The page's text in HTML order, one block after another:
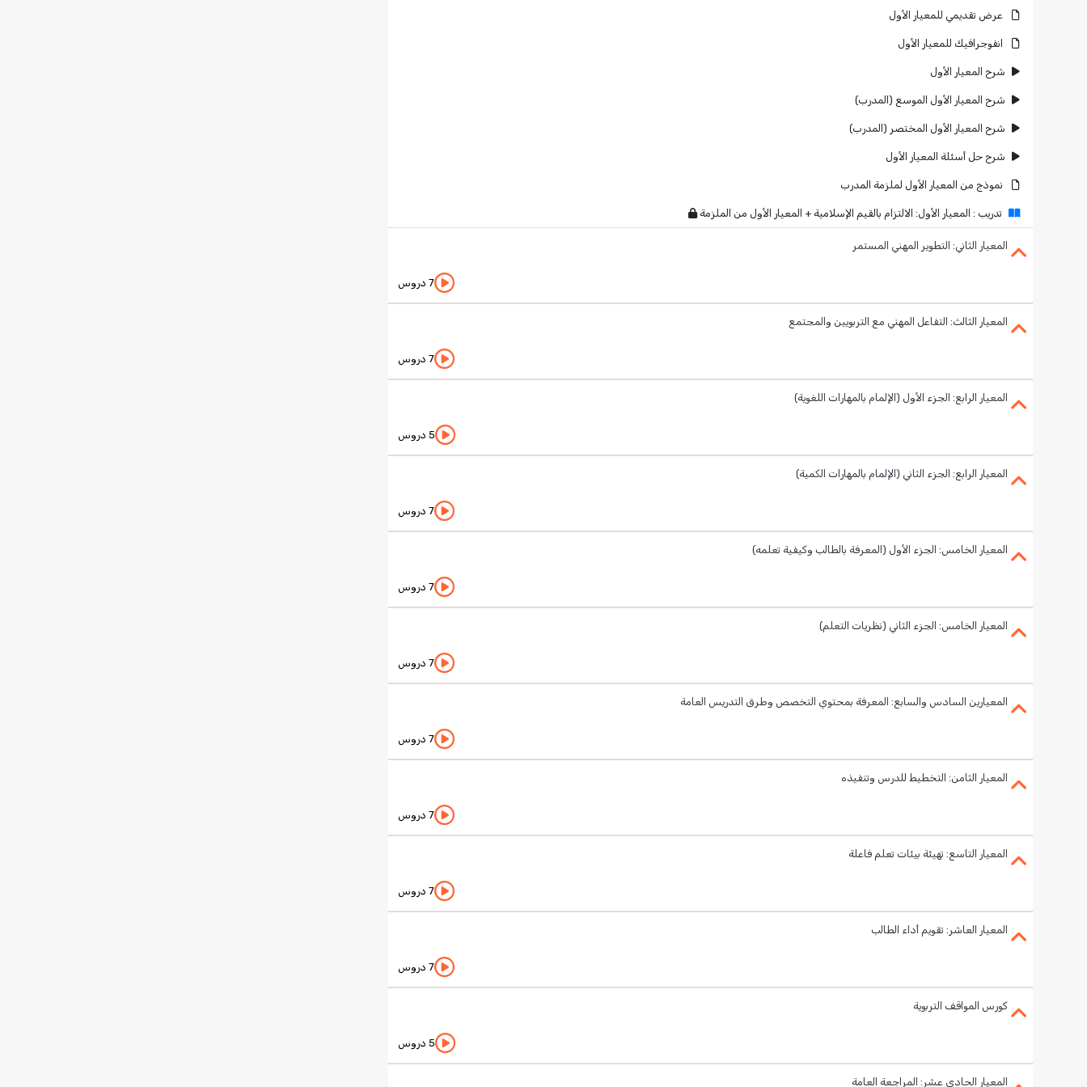
عرض تقديمي للمعيار الأول
انفوجرافيك للمعيار الأول
شرح المعيار الأول
شرح المعيار الأول الموسع (المدرب)
شرح المعيار الأول المختصر (المدرب)
شرح حل أسئلة المعيار الأول
نموذج من المعيار الأول لملزمة المدرب
تدريب : المعيار الأول: الالتزام بالقيم الإسلامية + المعيار الأول من الملزمة
المعيار الثاني: التطوير المهني المستمر
7 دروس
المعيار الثالث: التفاعل المهني مع التربويين والمجتمع
7 دروس
المعيار الرابع: الجزء الأول (الإلمام بالمهارات اللغوية)
5 دروس
المعيار الرابع: الجزء الثاني (الإلمام بالمهارات الكمية)
7 دروس
المعيار الخامس: الجزء الأول (المعرفة بالطالب وكيفية تعلمه)
7 دروس
المعيار الخامس: الجزء الثاني (نظريات التعلم)
7 دروس
المعيارين السادس والسابع: المعرفة بمحتوي التخصص وطرق التدريس العامة
7 دروس
المعيار الثامن: التخطيط للدرس وتنفيذه
7 دروس
المعيار التاسع: تهيئة بيئات تعلم فاعلة
7 دروس
المعيار العاشر: تقويم أداء الطالب
7 دروس
كورس المواقف التربوية
5 دروس
المعيار الحادي عشر: المراجعة العامة